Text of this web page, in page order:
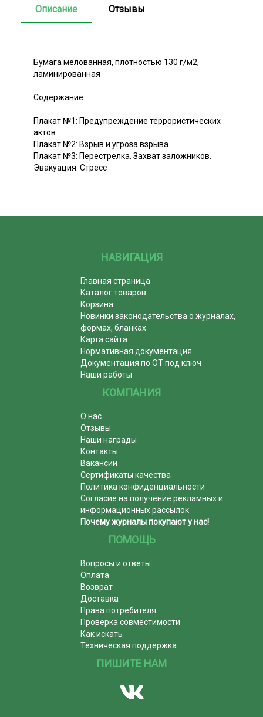
Описание Отзывы
Бумага мелованная, плотностью 130 г/м2,
ламинированная
Содержание:
Плакат №1: Предупреждение террористических
актов
Плакат №2: Взрыв и угроза взрыва
Плакат №3: Перестрелка. Захват заложников.
Эвакуация. Стресс
НАВИГАЦИЯ
Главная страница
Каталог товаров
Корзина
Новинки законодательства о журналах,
формах, бланках
Карта сайта
Нормативная документация
Документация по ОТ под ключ
Наши работы
КОМПАНИЯ
О нас
Отзывы
Наши награды
Контакты
Вакансии
Сертификаты качества
Политика конфиденциальности
Согласие на получение рекламных и
информационных рассылок
Почему журналы покупают у нас!
ПОМОЩЬ
Вопросы и ответы
Оплата
Возврат
Доставка
Права потребителя
Проверка совместимости
Как искать
Техническая поддержка
ПИШИТЕ НАМ